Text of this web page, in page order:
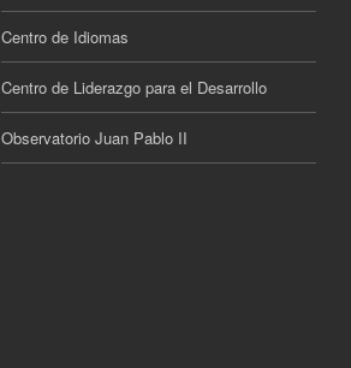
Centro de Idiomas
Centro de Liderazgo para el Desarrollo
Observatorio Juan Pablo II